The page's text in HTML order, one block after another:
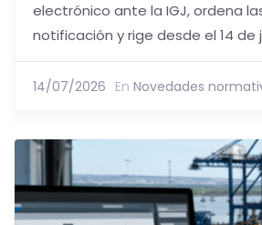
electrónico ante la IGJ, ordena
notificación y rige desde el 14 de
14/07/2026 En Novedades